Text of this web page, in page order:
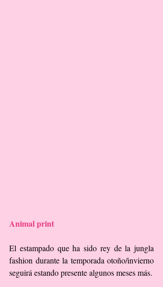
Animal print
El estampado que ha sido rey de la jungla
fashion durante la temporada otoño/invierno
seguirá estando presente algunos meses más.